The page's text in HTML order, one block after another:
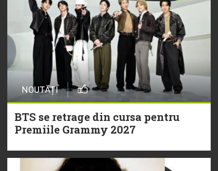
NOUTĂȚI
BTS se retrage din cursa pentru
Premiile Grammy 2027